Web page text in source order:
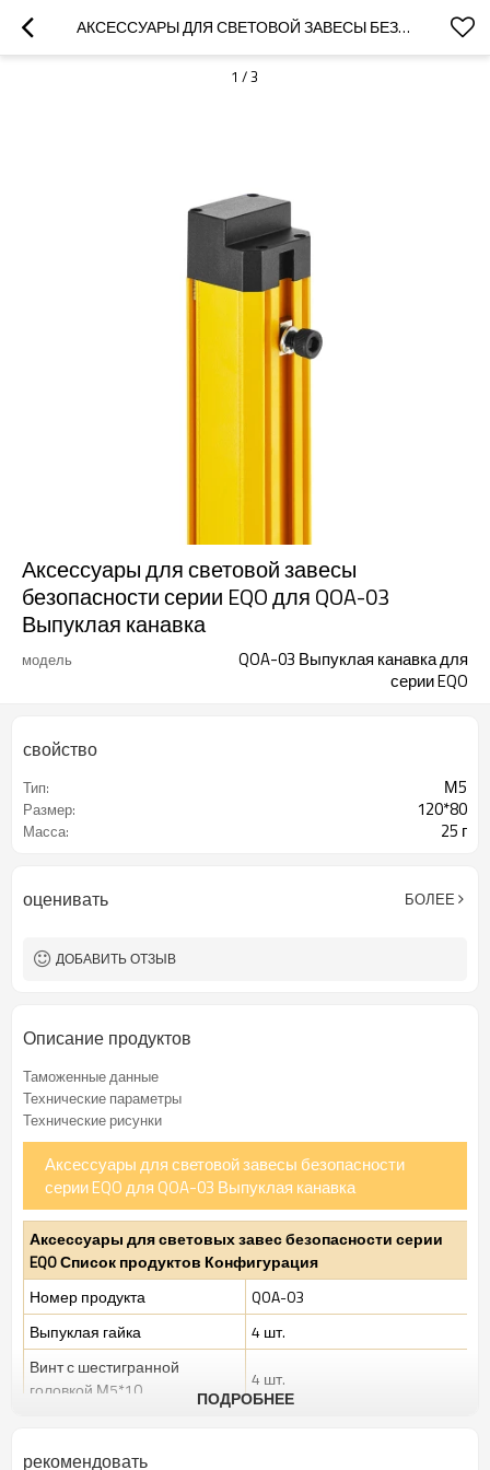
АКСЕССУАРЫ ДЛЯ СВЕТОВОЙ ЗАВЕСЫ БЕЗОПАСНОСТИ СЕРИИ EQO ДЛЯ QOA-03 ВЫПУКЛАЯ КАНАВКА
1 /3
Аксессуары для световой завесы
безопасности серии EQO для QOA-03
Выпуклая канавка
модель
QOA-03 Выпуклая канавка для
серии EQO
свойство
Тип: М5
Размер: 120*80
Масса: 25 г
оценивать БОЛЕЕ
ДОБАВИТЬ ОТЗЫВ
Описание продуктов
Таможенные данные
Технические параметры
Технические рисунки
Аксессуары для световой завесы безопасности
серии EQO для QOA-03 Выпуклая канавка
Аксессуары для световых завес безопасности серии
EQO Список продуктов Конфигурация
Номер продукта
QOA-03
Выпуклая гайка
4 шт.
Винт с шестигранной
головкой М5*10
4 шт.
Размер упаковки (мм)
ПОДРОБНЕЕ
рекомендовать